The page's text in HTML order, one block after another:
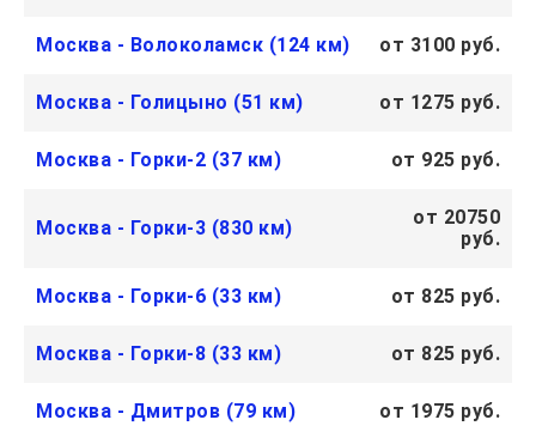
Москва - Волоколамск (124 км) от 3100 руб.
Москва - Голицыно (51 км) от 1275 руб.
Москва - Горки-2 (37 км) от 925 руб.
Москва - Горки-3 (830 км)
от 20750
руб.
Москва - Горки-6 (33 км) от 825 руб.
Москва - Горки-8 (33 км) от 825 руб.
Москва - Дмитров (79 км) от 1975 руб.